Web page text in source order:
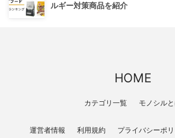
ルギー対策商品を紹介
HOME
カテゴリ一覧 モノシル
運営者情報 利用規約 プライバシーポ